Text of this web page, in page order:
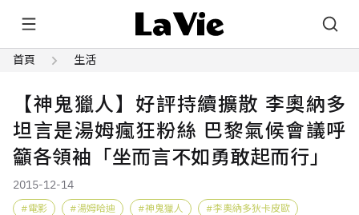
首頁 生活
【神鬼獵人】好評持續擴散 李奧納多
坦言是湯姆瘋狂粉絲 巴黎氣候會議呼
籲各領袖「坐而言不如勇敢起而行」
2015-12-14
電影 湯姆哈迪 神鬼獵人 李奧納多狄卡皮歐